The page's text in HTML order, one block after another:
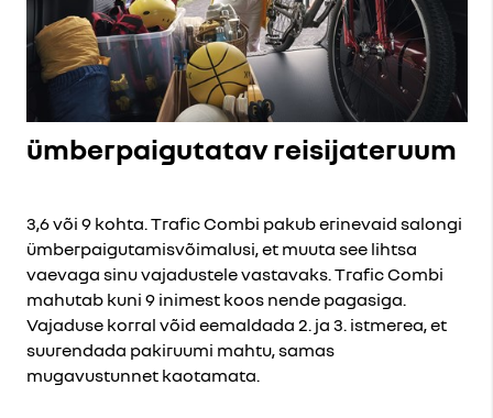
ümberpaigutatav reisijateruum
3,6 või 9 kohta. Trafic Combi pakub erinevaid salongi
ümberpaigutamisvõimalusi, et muuta see lihtsa
vaevaga sinu vajadustele vastavaks. Trafic Combi
mahutab kuni 9 inimest koos nende pagasiga.
Vajaduse korral võid eemaldada 2. ja 3. istmerea, et
suurendada pakiruumi mahtu, samas
mugavustunnet kaotamata.